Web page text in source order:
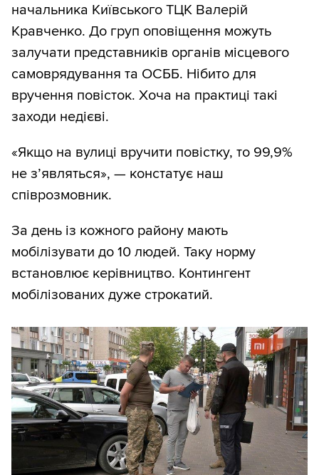
начальника Київського ТЦК Валерій
Кравченко. До груп оповіщення можуть
залучати представників органів місцевого
самоврядування та ОСББ. Нібито для
вручення повісток. Хоча на практиці такі
заходи недієві.
«Якщо на вулиці вручити повістку, то 99,9%
не з’являться», — констатує наш
співрозмовник.
За день із кожного району мають
мобілізувати до 10 людей. Таку норму
встановлює керівництво. Контингент
мобілізованих дуже строкатий.